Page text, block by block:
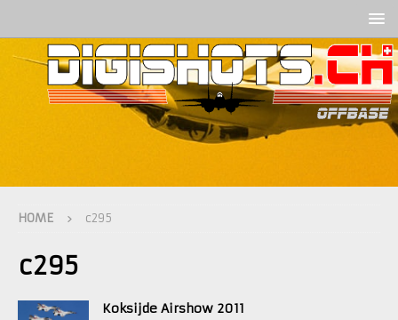
HOME c295
c295
Koksijde Airshow 2011